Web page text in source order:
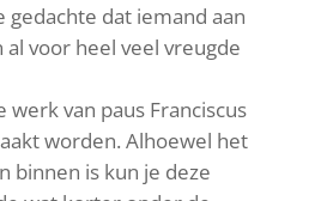
gedachte dat iemand aan
al voor heel veel vreugde
werk van paus Franciscus
worden. Alhoewel het
binnen is kun je deze